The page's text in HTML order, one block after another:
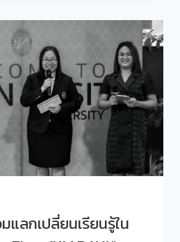
ลกเปลี่ยนเรียนรู้ใน